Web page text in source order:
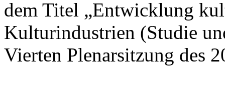
dem Titel „Entwicklung
Kulturindustrien (Studie
Vierten Plenarsitzung des